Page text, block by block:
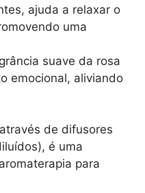
ajuda a relaxar o
uma
suave da rosa
emocional, aliviando
de difusores
é uma
para